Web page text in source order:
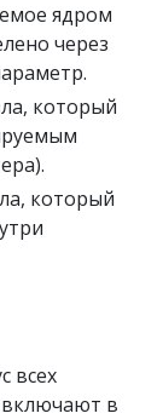
ядром
через
который
который
всех
в